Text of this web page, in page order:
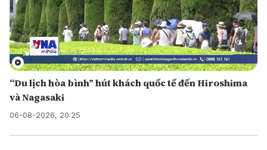
“Du lịch hòa bình” hút khách quốc tế đến Hiroshima
và Nagasaki
06-08-2026, 20:25